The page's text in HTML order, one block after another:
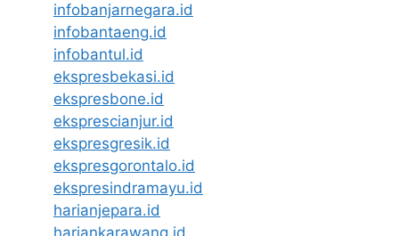
infobanjarnegara.id
infobantaeng.id
infobantul.id
ekspresbekasi.id
ekspresbone.id
eksprescianjur.id
ekspresgresik.id
ekspresgorontalo.id
ekspresindramayu.id
harianjepara.id